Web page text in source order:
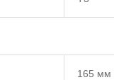
165 мм